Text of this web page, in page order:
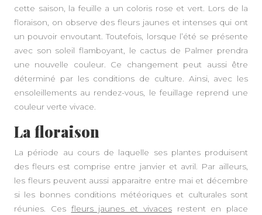
cette saison, la feuille a un coloris rose et vert. Lors de la
floraison, on observe des fleurs jaunes et intenses qui ont
un pouvoir envoutant. Toutefois, lorsque l’été se présente
avec son soleil flamboyant, le cactus de Palmer prendra
une nouvelle couleur. Ce changement peut aussi être
déterminé par les conditions de culture. Ainsi, avec les
ensoleillements au rendez-vous, le feuillage reprend une
couleur verte vivace.
La floraison
La période au cours de laquelle ses plantes produisent
des fleurs est comprise entre janvier et avril. Par ailleurs,
les fleurs peuvent aussi apparaitre entre mai et décembre
si les bonnes conditions météoriques et culturales sont
réunies. Ces fleurs jaunes et vivacesrestent en place